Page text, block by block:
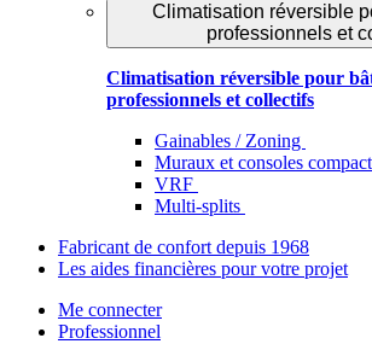
Climatisation réversible
professionnels et
Climatisation réversible pour
professionnels et collectifs
Gainables / Zoning
Muraux et consoles
VRF
Multi-splits
Fabricant de confort depuis 1968
Les aides financières pour votre projet
Me connecter
Professionnel